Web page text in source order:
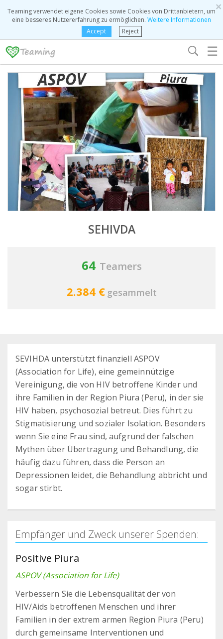
×
Teaming verwendet eigene Cookies sowie Cookies von Drittanbietern, um
eine besseres Nutzererfahrung zu ermöglichen. Weitere Informationen
Accept
Reject
☰
SEHIVDA
64 Teamers
2.384 € gesammelt
SEVIHDA unterstützt finanziell ASPOV
(Association for Life), eine gemeinnützige
Vereinigung, die von HIV betroffene Kinder und
ihre Familien in der Region Piura (Peru), in der sie
HIV haben, psychosozial betreut. Dies führt zu
Stigmatisierung und sozialer Isolation. Besonders
wenn Sie eine Frau sind, aufgrund der falschen
Mythen über Übertragung und Behandlung, die
häufig dazu führen, dass die Person an
Depressionen leidet, die Behandlung abbricht und
sogar stirbt.
Empfänger und Zweck unserer Spenden:
Positive Piura
ASPOV (Association for Life)
Verbessern Sie die Lebensqualität der von
HIV/Aids betroffenen Menschen und ihrer
Familien in der extrem armen Region Piura (Peru)
durch gemeinsame Interventionen und